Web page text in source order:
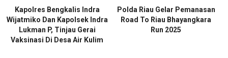
Kapolres Bengkalis Indra
Wijatmiko Dan Kapolsek Indra
Lukman P, Tinjau Gerai
Vaksinasi Di Desa Air Kulim
Polda Riau Gelar Pemanasan
Road To Riau Bhayangkara
Run 2025